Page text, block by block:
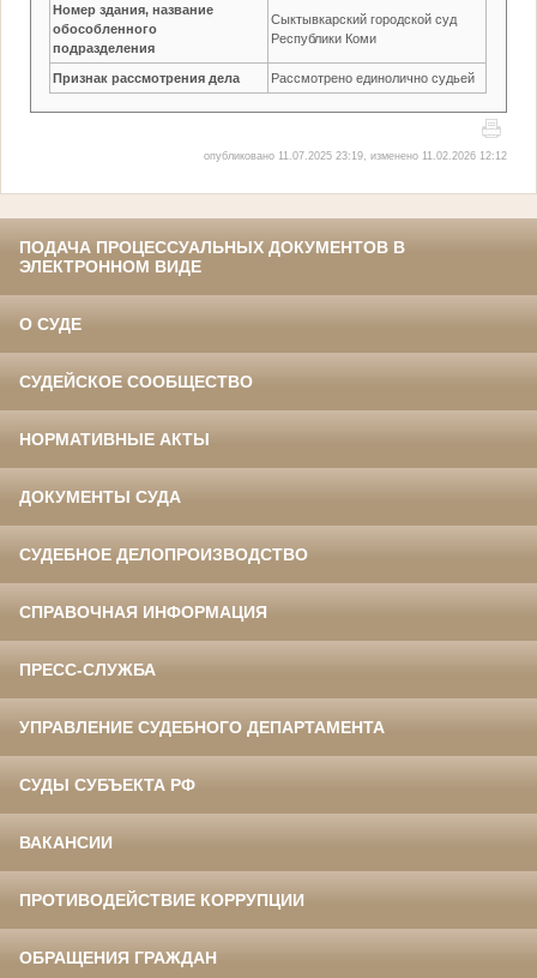
Номер здания, название
обособленного
подразделения
Сыктывкарский городской суд
Республики Коми
Признак рассмотрения дела Рассмотрено единолично судьей
опубликовано 11.07.2025 23:19, изменено 11.02.2026 12:12
ПОДАЧА ПРОЦЕССУАЛЬНЫХ ДОКУМЕНТОВ В
ЭЛЕКТРОННОМ ВИДЕ
О СУДЕ
СУДЕЙСКОЕ СООБЩЕСТВО
НОРМАТИВНЫЕ АКТЫ
ДОКУМЕНТЫ СУДА
СУДЕБНОЕ ДЕЛОПРОИЗВОДСТВО
СПРАВОЧНАЯ ИНФОРМАЦИЯ
ПРЕСС-СЛУЖБА
УПРАВЛЕНИЕ СУДЕБНОГО ДЕПАРТАМЕНТА
СУДЫ СУБЪЕКТА РФ
ВАКАНСИИ
ПРОТИВОДЕЙСТВИЕ КОРРУПЦИИ
ОБРАЩЕНИЯ ГРАЖДАН